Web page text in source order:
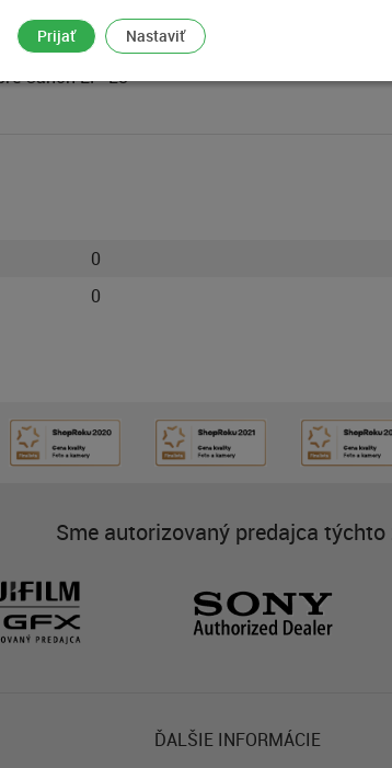
Prijať Nastaviť
Canon LP-E8
0
0
Sme autorizovaný predajca týchto
ĎALŠIE INFORMÁCIE